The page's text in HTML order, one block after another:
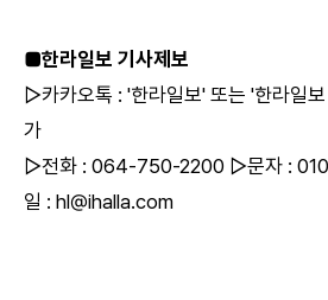
■한라일보 기사제보
▷카카오톡 : '한라일보' 또는 '한라일
가
▷전화 : 064-750-2200 ▷문자 :
일 : hl@ihalla.com